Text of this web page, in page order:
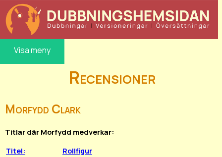
Visa meny
Recensioner
Morfydd Clark
Titlar där Morfydd medverkar:
Titel:
Rollfigur